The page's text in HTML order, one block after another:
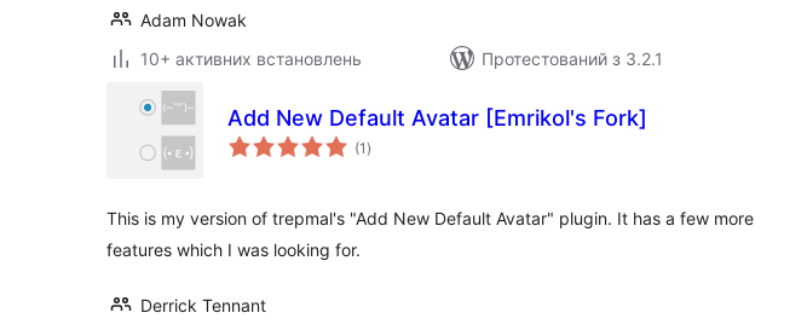
Adam Nowak
10+ активних встановлень
Протестований з 3.2.1
Add New Default Avatar [Emrikol's Fork]
(1 загальний
рейтинг
)
This is my version of trepmal's "Add New Default Avatar" plugin. It has a few more
features which I was looking for.
Derrick Tennant